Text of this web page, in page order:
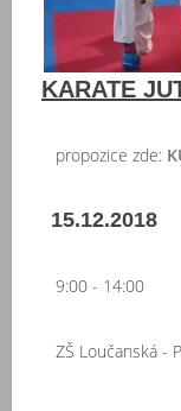
KARATE
propozice zde:
15.12.2018
9:00 - 14:00
ZŠ Loučanská -